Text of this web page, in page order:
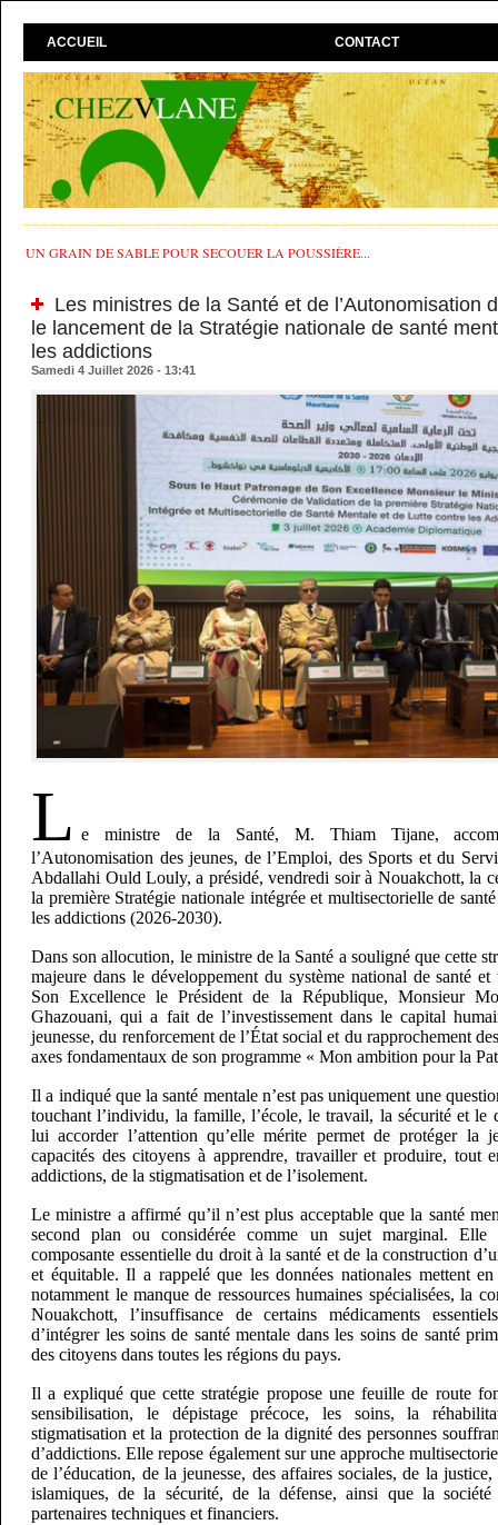
ACCUEIL CONTACT
UN GRAIN DE SABLE POUR SECOUER LA POUSSIÈRE...
Les ministres de la Santé et de l’Autonomisation
le lancement de la Stratégie nationale de santé
les addictions
Samedi 4 Juillet 2026 - 13:41
L e ministre de la Santé, M. Thiam Tijane,
l’Autonomisation des jeunes, de l’Emploi, des Sports et du
Abdallahi Ould Louly, a présidé, vendredi soir à Nouakchott, la
la première Stratégie nationale intégrée et multisectorielle de
les addictions (2026-2030).
Dans son allocution, le ministre de la Santé a souligné que cette
majeure dans le développement du système national de santé
Son Excellence le Président de la République, Monsieur
Ghazouani, qui a fait de l’investissement dans le capital
jeunesse, du renforcement de l’État social et du rapprochement
axes fondamentaux de son programme « Mon ambition pour la
Il a indiqué que la santé mentale n’est pas uniquement une
touchant l’individu, la famille, l’école, le travail, la sécurité et le
lui accorder l’attention qu’elle mérite permet de protéger la
capacités des citoyens à apprendre, travailler et produire, tout
addictions, de la stigmatisation et de l’isolement.
Le ministre a affirmé qu’il n’est plus acceptable que la santé
second plan ou considérée comme un sujet marginal. Elle
composante essentielle du droit à la santé et de la construction
et équitable. Il a rappelé que les données nationales mettent
notamment le manque de ressources humaines spécialisées, la
Nouakchott, l’insuffisance de certains médicaments
d’intégrer les soins de santé mentale dans les soins de santé
des citoyens dans toutes les régions du pays.
Il a expliqué que cette stratégie propose une feuille de route
sensibilisation, le dépistage précoce, les soins, la
stigmatisation et la protection de la dignité des personnes
d’addictions. Elle repose également sur une approche
de l’éducation, de la jeunesse, des affaires sociales, de la
islamiques, de la sécurité, de la défense, ainsi que la
partenaires techniques et financiers.